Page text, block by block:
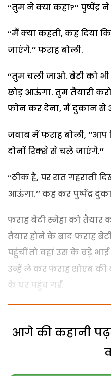
‘‘तुम ने क्या कहा?’’ पुष्पेंद्र
‘‘मैं क्या कहती, कह दिया
जाएंगे.’’ फराह बोली.
‘‘तुम चली जाओ. बेटी को
छोड़ आऊंगा. तुम तैयारी
फोन कर देना, मैं दुकान से आ
जवाब में फराह बोली,
दोनों रिक्शे से चले जाएंगे.’’
‘‘ठीक है, पर रात गहराती
आऊंगा.’’ कह कर पुष्पेंद्र
फराह बेटी स्नेहा को
तैयार होने के बाद फराह
पहुंचीं तो वहां उस के बड़े
उन्हें ले कर फराह शोएब की
के घर पहुंच गईं.
आगे की कहानी